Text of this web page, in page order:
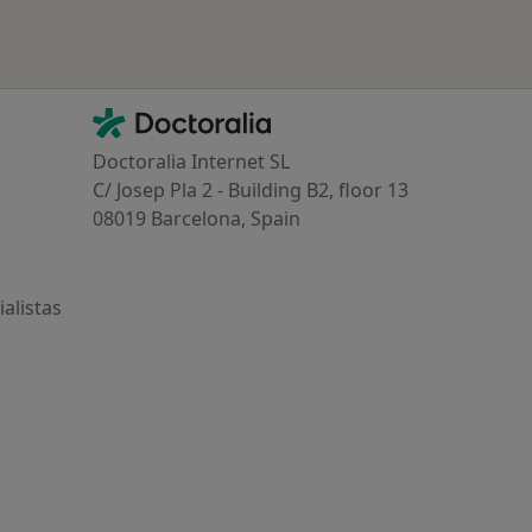
Contacto
Doctoralia - Página de inicio
Doctoralia Internet SL
C/ Josep Pla 2 - Building B2, floor 13
08019 Barcelona, Spain